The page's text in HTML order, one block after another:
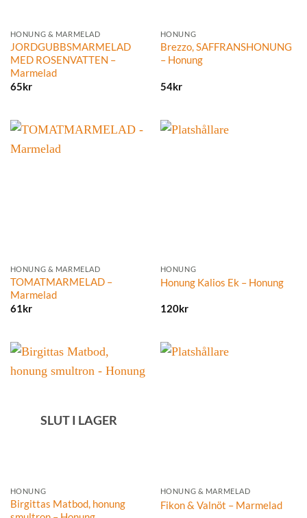
HONUNG & MARMELAD
JORDGUBBSMARMELAD
MED ROSENVATTEN –
Marmelad
65kr
HONUNG
Brezzo, SAFFRANSHONUNG
– Honung
54kr
HONUNG & MARMELAD
TOMATMARMELAD –
Marmelad
61kr
HONUNG
Honung Kalios Ek – Honung
120kr
SLUT I LAGER
HONUNG
Birgittas Matbod, honung
HONUNG & MARMELAD
Fikon & Valnöt – Marmelad